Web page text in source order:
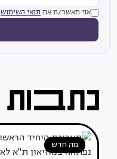
אני מאשר/ת את תנאי השימוש
מה חדש